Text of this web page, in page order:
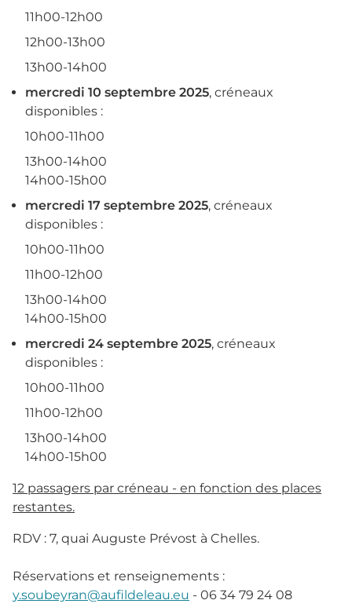
11h00-12h00
12h00-13h00
13h00-14h00
mercredi 10 septembre 2025, créneaux
disponibles :
10h00-11h00
13h00-14h00
14h00-15h00
mercredi 17 septembre 2025, créneaux
disponibles :
10h00-11h00
11h00-12h00
13h00-14h00
14h00-15h00
mercredi 24 septembre 2025, créneaux
disponibles :
10h00-11h00
11h00-12h00
13h00-14h00
14h00-15h00
12 passagers par créneau - en fonction des places
restantes.
RDV : 7, quai Auguste Prévost à Chelles.
Réservations et renseignements :
y.soubeyran@aufildeleau.eu - 06 34 79 24 08